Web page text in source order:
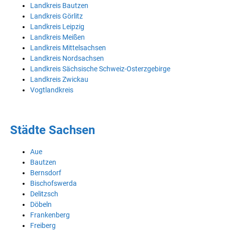
Landkreis Bautzen
Landkreis Görlitz
Landkreis Leipzig
Landkreis Meißen
Landkreis Mittelsachsen
Landkreis Nordsachsen
Landkreis Sächsische Schweiz-Osterzgebirge
Landkreis Zwickau
Vogtlandkreis
Städte Sachsen
Aue
Bautzen
Bernsdorf
Bischofswerda
Delitzsch
Döbeln
Frankenberg
Freiberg